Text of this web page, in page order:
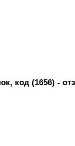
код (1656) -